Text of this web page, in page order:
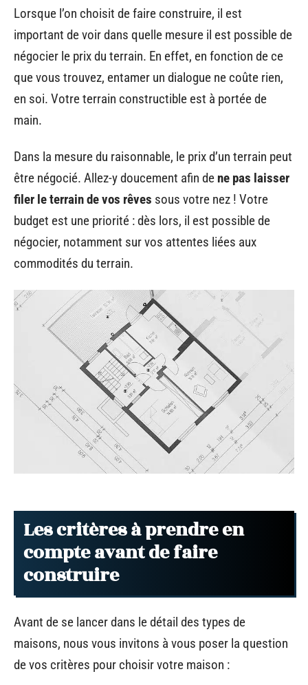
Lorsque l’on choisit de faire construire, il est
important de voir dans quelle mesure il est possible de
négocier le prix du terrain. En effet, en fonction de ce
que vous trouvez, entamer un dialogue ne coûte rien,
en soi. Votre terrain constructible est à portée de
main.
Dans la mesure du raisonnable, le prix d’un terrain peut
être négocié. Allez-y doucement afin de ne pas laisser
filer le terrain de vos rêves sous votre nez ! Votre
budget est une priorité : dès lors, il est possible de
négocier, notamment sur vos attentes liées aux
commodités du terrain.
Les critères à prendre en
compte avant de faire
construire
Avant de se lancer dans le détail des types de
maisons, nous vous invitons à vous poser la question
de vos critères pour choisir votre maison :